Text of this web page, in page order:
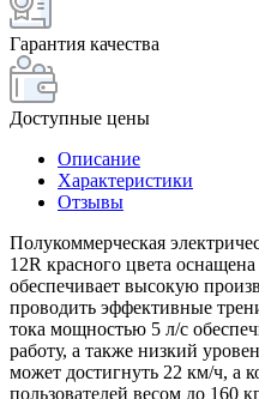
Гарантия качества
Доступные цены
Описание
Характеристики
Отзывы
Полукоммерческая
12R красного цвета
обеспечивает высокую
проводить эффективные
тока мощностью 5 л/с
работу, а также низкий
может достигнуть 22 км/ч, а
пользователей весом до 160